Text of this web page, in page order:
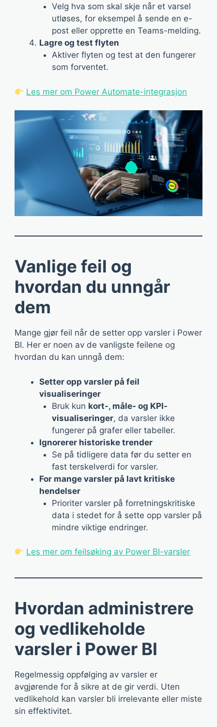
Velg hva som skal skje når et varsel
utløses, for eksempel å sende en e-
post eller opprette en Teams-melding.
Lagre og test flyten
Aktiver flyten og test at den fungerer
som forventet.
Les mer om Power Automate-integrasjon
Vanlige feil og
hvordan du unngår
dem
Mange gjør feil når de setter opp varsler i Power
BI. Her er noen av de vanligste feilene og
hvordan du kan unngå dem:
Setter opp varsler på feil
visualiseringer
Bruk kun kort-, måle- og KPI-
visualiseringer, da varsler ikke
fungerer på grafer eller tabeller.
Ignorerer historiske trender
Se på tidligere data før du setter en
fast terskelverdi for varsler.
For mange varsler på lavt kritiske
hendelser
Prioriter varsler på forretningskritiske
data i stedet for å sette opp varsler på
mindre viktige endringer.
Les mer om feilsøking av Power BI-varsler
Hvordan administrere
og vedlikeholde
varsler i Power BI
Regelmessig oppfølging av varsler er
avgjørende for å sikre at de gir verdi. Uten
vedlikehold kan varsler bli irrelevante eller miste
sin effektivitet.